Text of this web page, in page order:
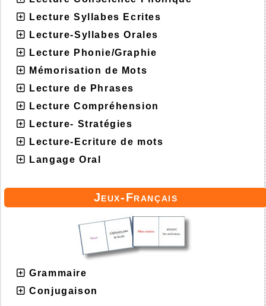
Lecture Syllabes Ecrites
Lecture-Syllabes Orales
Lecture Phonie/Graphie
Mémorisation de Mots
Lecture de Phrases
Lecture Compréhension
Lecture- Stratégies
Lecture-Ecriture de mots
Langage Oral
Jeux-Français
Grammaire
Conjugaison